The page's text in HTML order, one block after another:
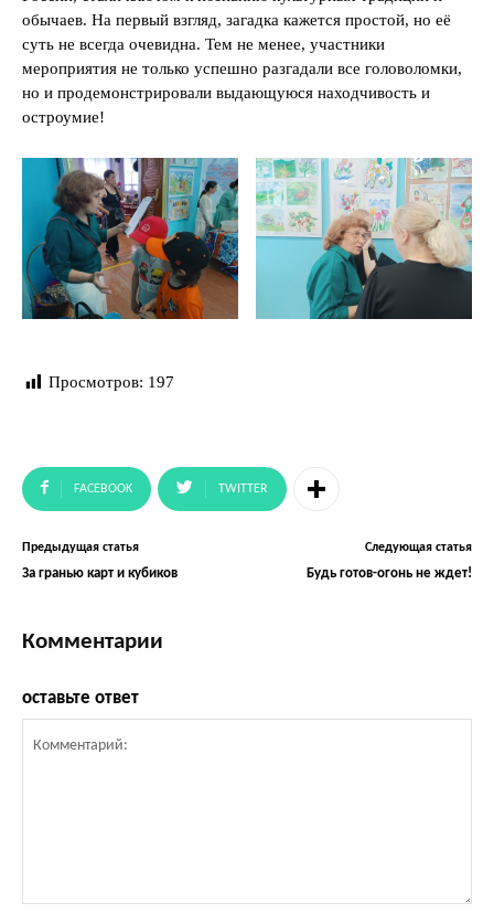
обычаев. На первый взгляд, загадка кажется простой, но её
суть не всегда очевидна. Тем не менее, участники
мероприятия не только успешно разгадали все головоломки,
но и продемонстрировали выдающуюся находчивость и
остроумие!
Просмотров: 197
FACEBOOK TWITTER
Предыдущая статья
За гранью карт и кубиков
Следующая статья
Будь готов-огонь не ждет!
Комментарии
оставьте ответ